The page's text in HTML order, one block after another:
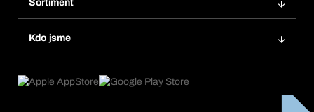
Opakované objednávky
Automatické objednávky
Chemická databáze
eProcurement
Produktový poradce
Sortiment
Kdo jsme
Co nás pohání